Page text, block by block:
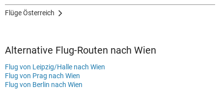
Flüge Österreich
Alternative Flug-Routen nach Wien
Flug von Leipzig/Halle nach Wien
Flug von Prag nach Wien
Flug von Berlin nach Wien